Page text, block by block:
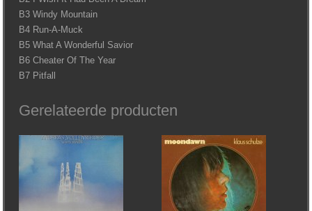
B3 Windy Mountain
B4 Run-A-Muck
B5 What A Wonderful Savior
B6 Cheater Of The Year
B7 Pitfall
Gerelateerde producten